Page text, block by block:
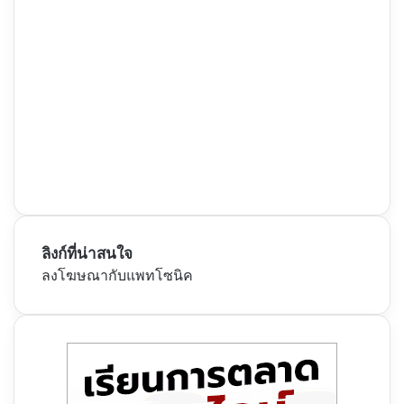
ลิงก์ที่น่าสนใจ
ลงโฆษณากับแพทโซนิค